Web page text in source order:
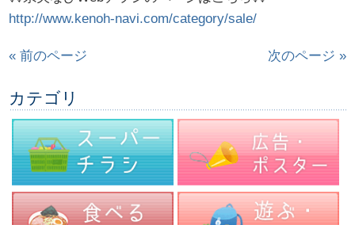
http://www.kenoh-navi.com/category/sale/
« 前のページ 次のページ »
カテゴリ